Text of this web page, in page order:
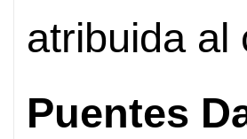
atribuida al
Puentes